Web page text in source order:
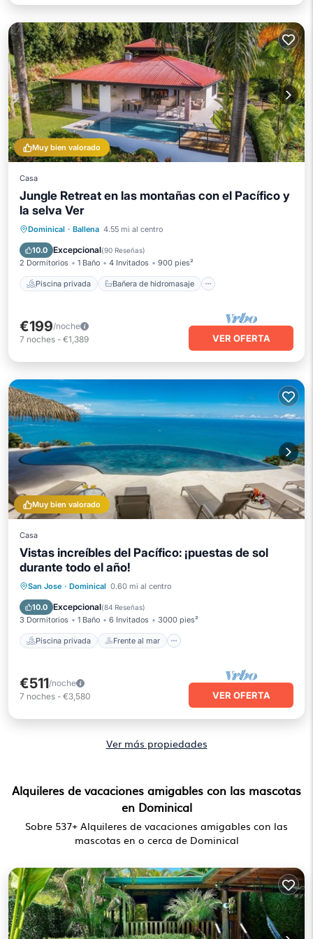
Muy bien valorado
Casa
Jungle Retreat en las montañas con el Pacífico y
la selva Ver
Dominical · Ballena 4.55 mi al centro
10.0 Excepcional(90 Reseñas)
2 Dormitorios 1 Baño 4 Invitados 900 pies²
Piscina privada Bañera de hidromasaje
Piscina privada
Bañera de hidromasaje
Aparcamiento
€199/noche
7 noches - €1,389 VER OFERTA
Muy bien valorado
Casa
Vistas increíbles del Pacífico: ¡puestas de sol
durante todo el año!
San Jose · Dominical 0.60 mi al centro
10.0 Excepcional(84 Reseñas)
3 Dormitorios 1 Baño 6 Invitados 3000 pies²
Piscina privada Frente al mar
Piscina privada
Frente al mar
Aparcamiento
€511/noche
7 noches - €3,580 VER OFERTA
Ver más propiedades
Alquileres de vacaciones amigables con las mascotas
en Dominical
Sobre 537+ Alquileres de vacaciones amigables con las
mascotas en o cerca de Dominical